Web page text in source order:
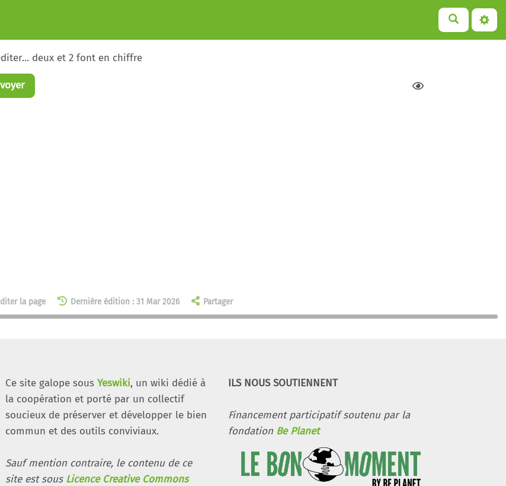
deux et 2 font en chiffre
la page Dernière édition : 31 Mar 2026 Partager
Ce site galope sous Yeswiki, un wiki dédié à
la coopération et porté par un collectif
soucieux de préserver et développer le bien
commun et des outils conviviaux.
Sauf mention contraire, le contenu de ce
site est sous Licence Creative Commons
ILS NOUS SOUTIENNENT
Financement participatif soutenu par la
fondation Be Planet